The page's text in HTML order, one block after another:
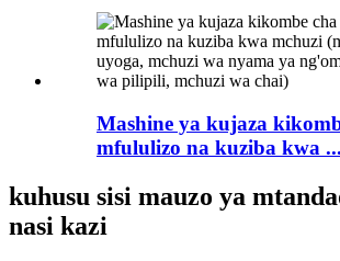
Mashine ya kujaza
mfululizo na kuziba kwa ...
kuhusu sisi mauzo ya
nasi kazi